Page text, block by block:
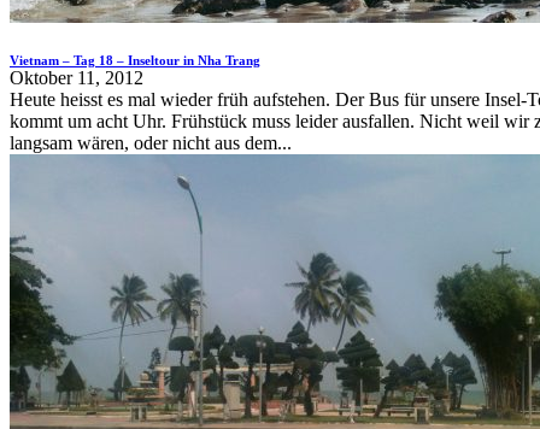
Vietnam – Tag 18 – Inseltour in Nha Trang
Oktober 11, 2012
Heute heisst es mal wieder früh aufstehen. Der Bus für unsere Insel-
kommt um acht Uhr. Frühstück muss leider ausfallen. Nicht weil wir
langsam wären, oder nicht aus dem...